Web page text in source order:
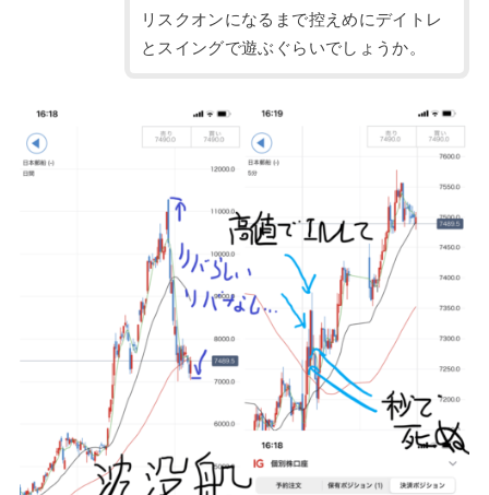
リスクオンになるまで控えめにデイトレ
とスイングで遊ぶぐらいでしょうか。